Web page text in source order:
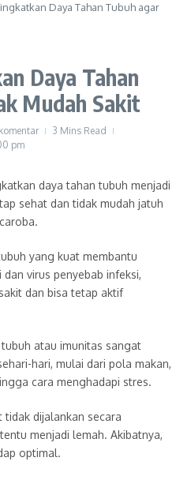
Daya Tahan Tubuh agar
Daya Tahan
Mudah Sakit
3 Mins Read
pm
daya tahan tubuh menjadi
sehat dan tidak mudah jatuh
yang kuat membantu
virus penyebab infeksi,
dan bisa tetap aktif
atau imunitas sangat
hari, mulai dari pola makan,
cara menghadapi stres.
tidak dijalankan secara
menjadi lemah. Akibatnya,
optimal.